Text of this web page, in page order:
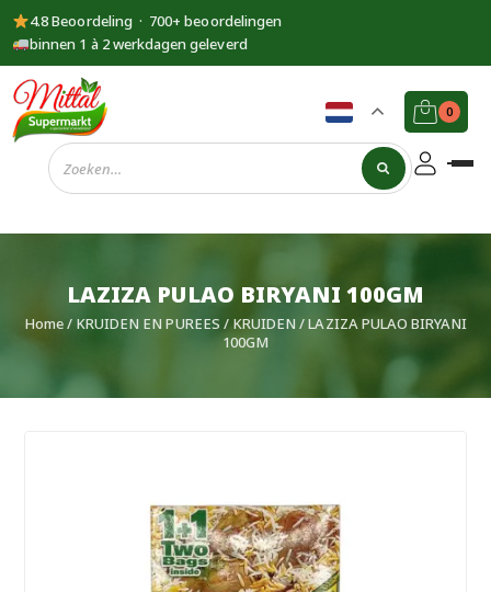
4.8 Beoordeling · 700+ beoordelingen
binnen 1 à 2 werkdagen geleverd
Supermarkt
Mittal
0
LAZIZA PULAO BIRYANI 100GM
Home/ KRUIDEN EN PUREES / KRUIDEN / LAZIZA PULAO BIRYANI
100GM